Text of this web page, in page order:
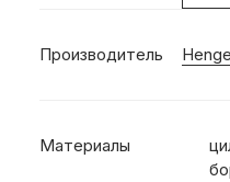
Производитель Henge
Материалы